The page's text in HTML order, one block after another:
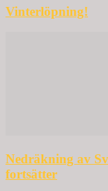
Vinterlöpning!
Nedräkning av
fortsätter